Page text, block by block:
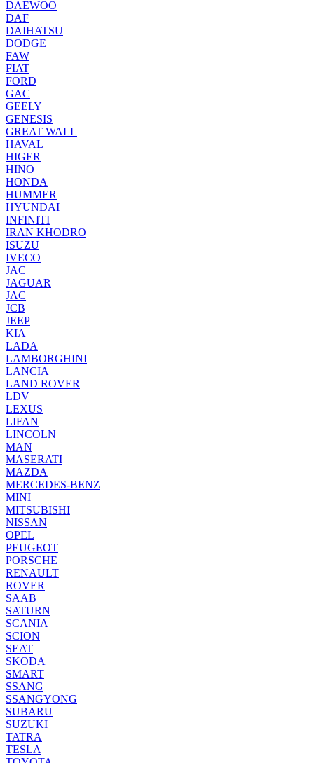
DAEWOO
DAF
DAIHATSU
DODGE
FAW
FIAT
FORD
GAC
GEELY
GENESIS
GREAT WALL
HAVAL
HIGER
HINO
HONDA
HUMMER
HYUNDAI
INFINITI
IRAN KHODRO
ISUZU
IVECO
JAC
JAGUAR
JAС
JCB
JEEP
KIA
LADA
LAMBORGHINI
LANCIA
LAND ROVER
LDV
LEXUS
LIFAN
LINCOLN
MAN
MASERATI
MAZDA
MERCEDES-BENZ
MINI
MITSUBISHI
NISSAN
OPEL
PEUGEOT
PORSCHE
RENAULT
ROVER
SAAB
SATURN
SCANIA
SCION
SEAT
SKODA
SMART
SSANG
SSANGYONG
SUBARU
SUZUKI
TATRA
TESLA